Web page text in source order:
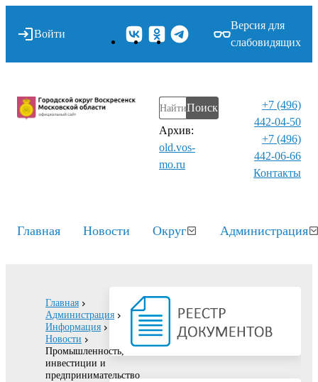
Войти
Версия для
слабовидящих
Поиск
Архив:
old.vos-
mo.ru
+7 (496)
442-04-50
+7 (496)
442-06-66
Контакты⁠
Главная Новости Округ Администрация
Главная
Администрация
Информация
Новости
Промышленность,
инвестиции и
предпринимательство